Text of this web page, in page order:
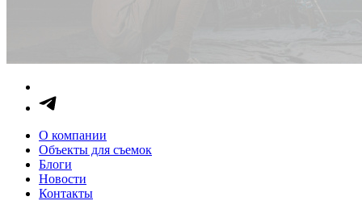
О компании
Объекты для съемок
Блоги
Новости
Контакты